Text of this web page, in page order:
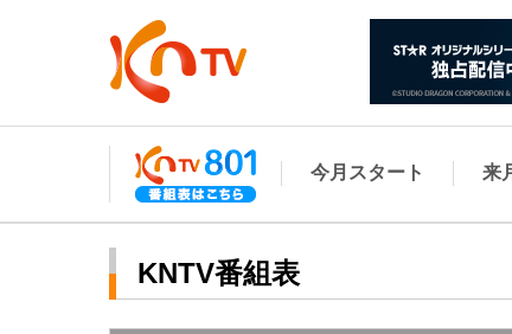
今月スタート 来
KNTV番組表